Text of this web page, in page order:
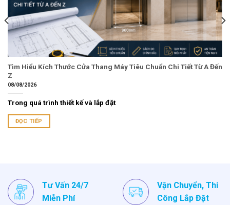
Tìm Hiểu Kích Thước Cửa Thang Máy Tiêu Chuẩn Chi Tiết Từ A Đến
Z
08/08/2026
Trong quá trình thiết kế và lắp đặt
ĐỌC TIẾP
Tư Vấn 24/7
Miễn Phí
Vận Chuyển, Thi
Công Lắp Đặt